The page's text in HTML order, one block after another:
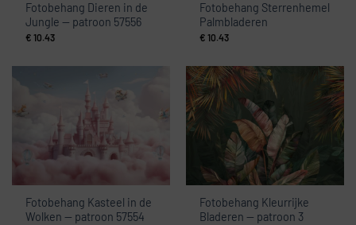
Fotobehang Dieren in de
Jungle — patroon 57556
€ 10.43
Fotobehang Sterrenhemel
Palmbladeren
€ 10.43
Fotobehang Kasteel in de
Wolken — patroon 57554
Fotobehang Kleurrijke
Bladeren — patroon 3